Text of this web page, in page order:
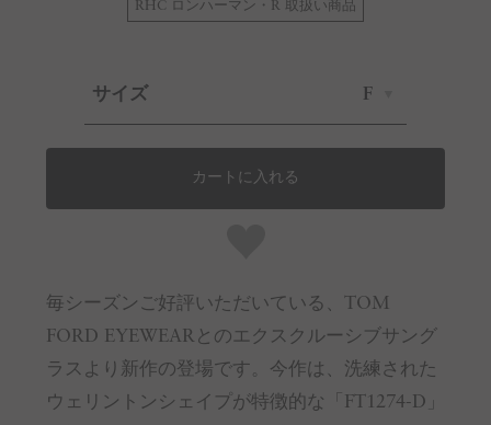
RHC ロンハーマン・R 取扱い商品
サイズ F
カートに入れる
毎シーズンご好評いただいている、TOM
FORD EYEWEARとのエクスクルーシブサング
ラスより新作の登場です。今作は、洗練された
ウェリントンシェイプが特徴的な「FT1274-D」